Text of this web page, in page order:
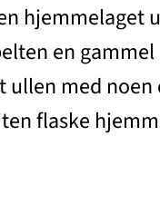
hjemmelaget
en
med
flaske